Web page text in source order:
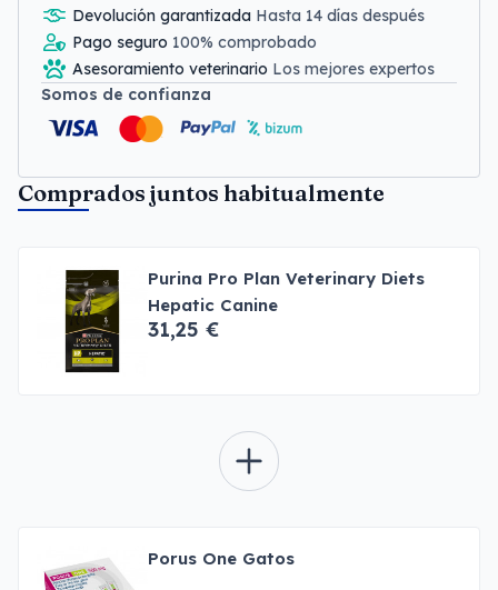
Devolución garantizada Hasta 14 días después
Pago seguro 100% comprobado
Asesoramiento veterinario Los mejores expertos
Somos de confianza
Comprados juntos habitualmente
Purina Pro Plan Veterinary Diets
Hepatic Canine
31,25 €
Porus One Gatos